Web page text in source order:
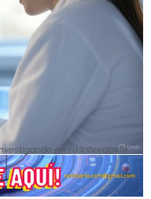
en su laboratorio